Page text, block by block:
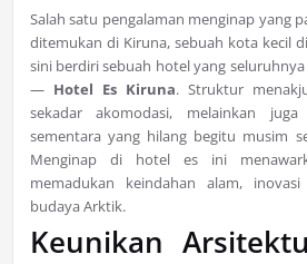
Salah satu pengalaman menginap yang
ditemukan di Kiruna, sebuah kota kecil
sini berdiri sebuah hotel yang
— Hotel Es Kiruna. Struktur
sekadar akomodasi, melainkan
sementara yang hilang begitu musim
Menginap di hotel es ini
memadukan keindahan alam,
budaya Arktik.
Keunikan